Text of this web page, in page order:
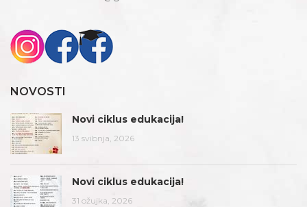
NOVOSTI
Novi ciklus edukacija!
13 svibnja, 2026
Novi ciklus edukacija!
31 ožujka, 2026